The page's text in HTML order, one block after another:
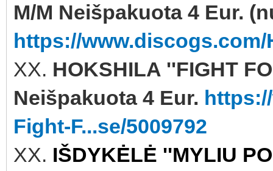
M/M Neišpakuota 4 Eur.
https://www.discogs.com/
XX. HOKSHILA ''FIGHT
Neišpakuota 4 Eur.
Fight-F...se/5009792
XX. IŠDYKĖLĖ ''MYLIU